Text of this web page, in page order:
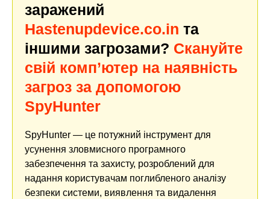
заражений
Hastenupdevice.co.in та
іншими загрозами? Скануйте
свій комп’ютер на наявність
загроз за допомогою
SpyHunter
SpyHunter — це потужний інструмент для
усунення зловмисного програмного
забезпечення та захисту, розроблений для
надання користувачам поглибленого аналізу
безпеки системи, виявлення та видалення